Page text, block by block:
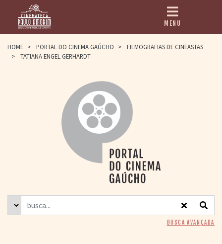
HOME
PAULO AMORIM
> HOMENAGEADOS
> EQUIPE
> ASSOCIAÇÃO DOS
> BIBLIOTECA
ROMEU GRIMALDI
> GRADE SEMANAL
> PREÇOS E
DESCONTOS
MENU
HOME > PORTAL DO CINEMA GAÚCHO >
FILMOGRAFIAS DE CINEASTAS
>
TATIANA ENGEL GERHARDT
BUSCA AVANÇADA